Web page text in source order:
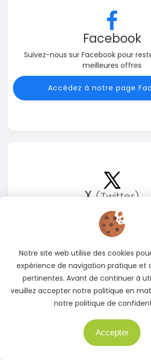
Facebook
Suivez-nous sur Facebook pour
meilleures offres
Accédez à notre page
X (Twitter)
Suivez-nous sur X pour rester
offres
Notre site web utilise des cookies
expérience de navigation pratique et
pertinentes. Avant de continuer à
veuillez accepter notre politique en
notre politique de
Accepter